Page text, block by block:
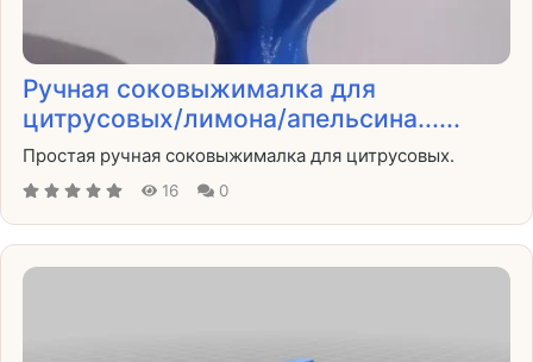
Ручная соковыжималка для
цитрусовых/лимона/апельсина......
Простая ручная соковыжималка для цитрусовых.
16 0